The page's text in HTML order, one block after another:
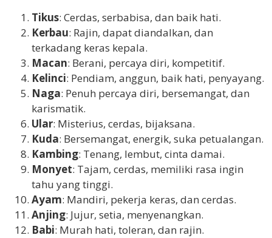
Tikus: Cerdas, serbabisa, dan baik hati.
Kerbau: Rajin, dapat diandalkan, dan
terkadang keras kepala.
Macan: Berani, percaya diri, kompetitif.
Kelinci: Pendiam, anggun, baik hati, penyayang.
Naga: Penuh percaya diri, bersemangat, dan
karismatik.
Ular: Misterius, cerdas, bijaksana.
Kuda: Bersemangat, energik, suka petualangan.
Kambing: Tenang, lembut, cinta damai.
Monyet: Tajam, cerdas, memiliki rasa ingin
tahu yang tinggi.
Ayam: Mandiri, pekerja keras, dan cerdas.
Anjing: Jujur, setia, menyenangkan.
Babi: Murah hati, toleran, dan rajin.